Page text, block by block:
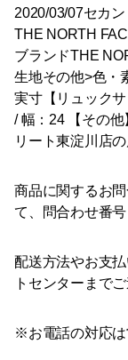
2020/03/07セカ
THE NORTH
ブランドTHE
生地その他>色・
実寸【リュック
/ 幅：24 【その
リート東淀川店
商品に関するお
て、問合わせ番
配送方法やお支
トセンターまで
※お電話の対応は